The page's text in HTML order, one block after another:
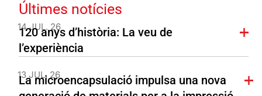
Últimes notícies
14 JUL. 26
120 anys d’història: La veu de
l’experiència
13 JUL. 26
La microencapsulació impulsa una nova